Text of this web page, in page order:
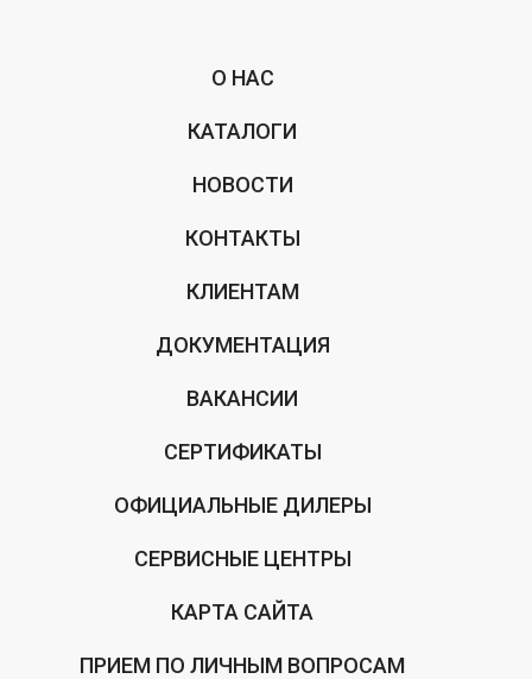
О НАС
КАТАЛОГИ
НОВОСТИ
КОНТАКТЫ
КЛИЕНТАМ
ДОКУМЕНТАЦИЯ
ВАКАНСИИ
СЕРТИФИКАТЫ
ОФИЦИАЛЬНЫЕ ДИЛЕРЫ
СЕРВИСНЫЕ ЦЕНТРЫ
КАРТА САЙТА
ПРИЕМ ПО ЛИЧНЫМ ВОПРОСАМ